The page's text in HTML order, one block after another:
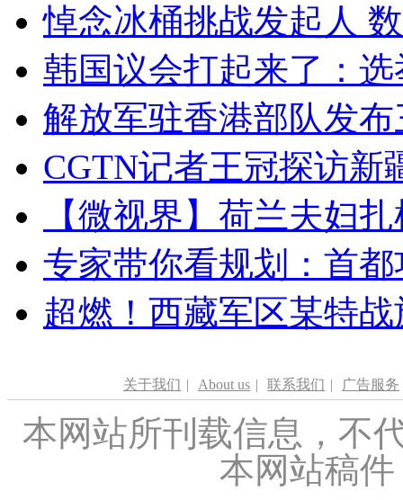
悼念冰桶挑战发起人
韩国议会打起来了：
解放军驻香港部队发
CGTN记者王冠探访新
【微视界】荷兰夫妇
专家带你看规划：首
超燃！西藏军区某特
关于我们 | About us | 联系我们 | 广告服务
本网站所刊载信息，不
本网站稿